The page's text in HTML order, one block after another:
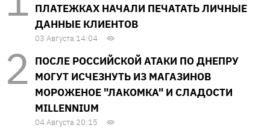
ПЛАТЕЖКАХ НАЧАЛИ ПЕЧАТАТЬ ЛИЧНЫЕ
ДАННЫЕ КЛИЕНТОВ
03 Августа 14:04
ПОСЛЕ РОССИЙСКОЙ АТАКИ ПО ДНЕПРУ
МОГУТ ИСЧЕЗНУТЬ ИЗ МАГАЗИНОВ
МОРОЖЕНОЕ "ЛАКОМКА" И СЛАДОСТИ
MILLENNIUM
04 Августа 20:15